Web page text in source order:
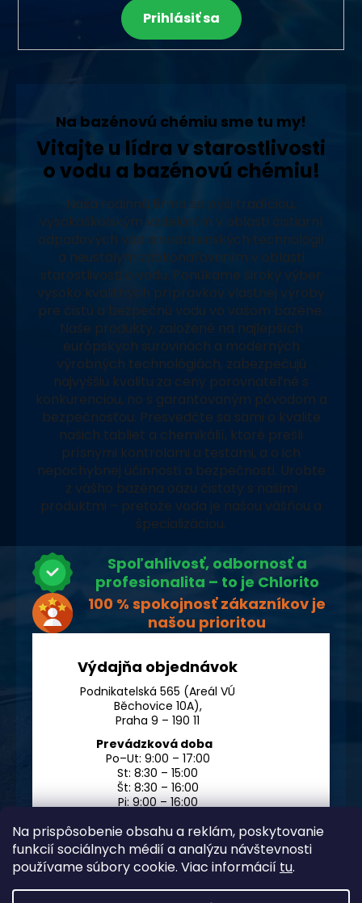
Na prispôsobenie obsahu a reklám, poskytovanie
funkcií sociálnych médií a analýzu návštevnosti
používame súbory cookie. Viac informácií tu.
Prihlásiť sa
Na bazénovú chémiu sme tu my!
Vitajte u lídra v starostlivosti
o vodu a bazénovú chémiu!
Naša rodinná firma sa pýši tradíciou,
vysokoškolským vzdelaním v oblasti čistiarní
odpadových vôd a vodárenských technológií
a neustálym zdokonaľovaním v oblasti
starostlivosti o vodu. Ponúkame široký výber
vysoko kvalitných prípravkov vlastnej výroby
pre čistú a bezpečnú vodu vo vašom bazéne.
Naše produkty, založené na najlepších
európskych surovinách a moderných
výrobných technológiách, zabezpečujú
najvyššiu kvalitu za ceny porovnateľné s
konkurenciou, no s garantovaným pôvodom a
bezpečnosťou. Presvedčte sa sami o kvalite
našich tabliet a chemikálií, ktoré prešli
prísnymi kontrolami a testami, a o ich
nepochybnej účinnosti a bezpečnosti. Urobte
z vášho bazéna oázu čistoty s našimi
produktmi – pretože voda je našou vášňou a
špecializáciou.
Spoľahlivosť, odbornosť a
profesionalita – to je Chlorito
100 % spokojnosť zákazníkov je
našou prioritou
Výdajňa objednávok
Podnikatelská 565 (Areál VÚ
Běchovice 10A),
Praha 9 – 190 11
Prevádzková doba
Po–Ut: 9:00 – 17:00
St: 8:30 – 15:00
Št: 8:30 – 16:00
Pi: 9:00 – 16:00